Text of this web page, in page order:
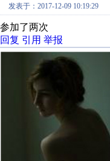
发表于：2017-12-09 10:19:29
参加了两次
回复 引用 举报